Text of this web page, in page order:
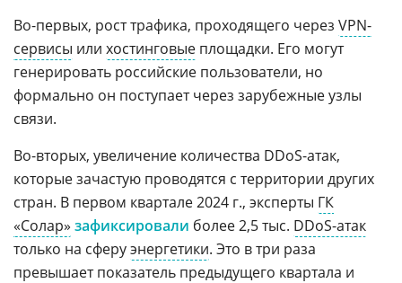
Во-первых, рост трафика, проходящего через VPN-
сервисы или хостинговые площадки. Его могут
генерировать российские пользователи, но
формально он поступает через зарубежные узлы
связи.
Во-вторых, увеличение количества DDoS-атак,
которые зачастую проводятся с территории других
стран. В первом квартале 2024 г., эксперты ГК
«Солар» зафиксировали более 2,5 тыс. DDoS-атак
только на сферуэнергетики. Это в три раза
превышает показатель предыдущего квартала и